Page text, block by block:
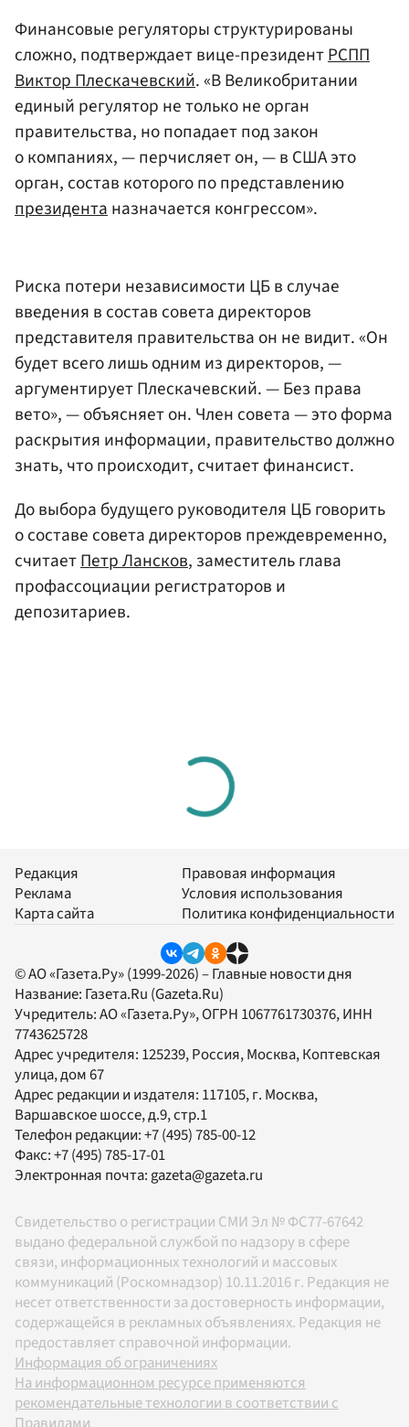
Финансовые регуляторы структурированы
сложно, подтверждает вице-президентРСПП
Виктор Плескачевский. «В Великобритании
единый регулятор не только не орган
правительства, но попадает под закон
о компаниях, — перчисляет он, — в США это
орган, состав которого по представлению
президентаназначается конгрессом».
Риска потери независимости ЦБ в случае
введения в состав совета директоров
представителя правительства он не видит. «Он
будет всего лишь одним из директоров, —
аргументирует Плескачевский. — Без права
вето», — объясняет он. Член совета — это форма
раскрытия информации, правительство должно
знать, что происходит, считает финансист.
До выбора будущего руководителя ЦБ говорить
о составе совета директоров преждевременно,
считаетПетр Лансков, заместитель глава
профассоциации регистраторов и
депозитариев.
Редакция
Реклама
Карта сайта
Правовая информация
Условия использования
Политика конфиденциальности
© АО «Газета.Ру» (1999-2026) – Главные новости дня
Название: Газета.Ru (Gazeta.Ru)
Учредитель:АО «Газета.Ру», ОГРН 1067761730376, ИНН
7743625728
Адрес учредителя: 125239, Россия, Москва, Коптевская
улица, дом 67
Адрес редакции и издателя: 117105, г. Москва,
Варшавское шоссе, д.9, стр.1
Телефон редакции:+7 (495) 785-00-12
Факс:+7 (495) 785-17-01
Электронная почта:gazeta@gazeta.ru
Свидетельство о регистрации СМИ Эл № ФС77-67642
выдано федеральной службой по надзору в сфере
связи, информационных технологий и массовых
коммуникаций (Роскомнадзор) 10.11.2016 г. Редакция не
несет ответственности за достоверность информации,
содержащейся в рекламных объявлениях. Редакция не
предоставляет справочной информации.
Информация об ограничениях
На информационном ресурсе применяются
рекомендательные технологии в соответствии с